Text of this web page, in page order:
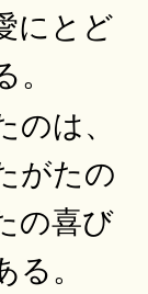
にとど
は、
がたの
の喜び
。